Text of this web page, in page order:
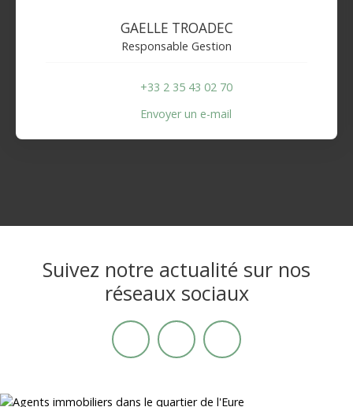
GAELLE TROADEC
Responsable Gestion
+33 2 35 43 02 70
Envoyer un e-mail
Suivez notre actualité sur nos
réseaux sociaux